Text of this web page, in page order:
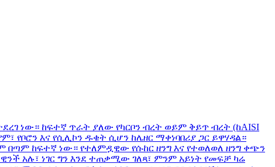
ነው። ከፍተኛ ጥራት ያለው የካርቦን ብረት ወይም ቅይጥ ብረት (ከAISI
የቦሮን እና የሲሊኮን ዱቄት ሲሆን ከሌዘር ማቀነባበሪያ ጋር ይዋሃዳል።
በጣም ከፍተኛ ነው። የተለምዷዊው የሱከር ዘንግ እና የተወለወለ ዘንግ ቀጭን
አሉ፣ ነገር ግን እንደ ተጠቃሚው ገለጻ፣ ምንም አይነት የመፍቻ ካሬ